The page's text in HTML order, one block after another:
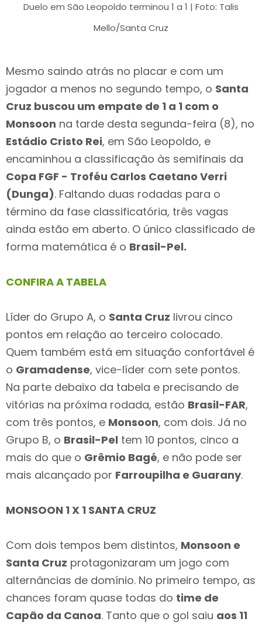
Duelo em São Leopoldo terminou 1 a 1 | Foto: Talis
Mello/Santa Cruz
Mesmo saindo atrás no placar e com um
jogador a menos no segundo tempo, o Santa
Cruz buscou um empate de 1 a 1 com o
Monsoon na tarde desta segunda-feira (8), no
Estádio Cristo Rei, em São Leopoldo, e
encaminhou a classificação às semifinais da
Copa FGF - Troféu Carlos Caetano Verri
(Dunga). Faltando duas rodadas para o
término da fase classificatória, três vagas
ainda estão em aberto. O único classificado de
forma matemática é o Brasil-Pel.
CONFIRA A TABELA
Líder do Grupo A, o Santa Cruz livrou cinco
pontos em relação ao terceiro colocado.
Quem também está em situação confortável é
o Gramadense, vice-líder com sete pontos.
Na parte debaixo da tabela e precisando de
vitórias na próxima rodada, estão Brasil-FAR,
com três pontos, e Monsoon, com dois. Já no
Grupo B, o Brasil-Pel tem 10 pontos, cinco a
mais do que o Grêmio Bagé, e não pode ser
mais alcançado por Farroupilha e Guarany.
MONSOON 1 X 1 SANTA CRUZ
Com dois tempos bem distintos, Monsoon e
Santa Cruz protagonizaram um jogo com
alternâncias de domínio. No primeiro tempo, as
chances foram quase todas do time de
Capão da Canoa. Tanto que o gol saiu aos 11